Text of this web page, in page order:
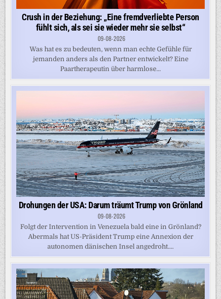
Crush in der Beziehung: „Eine fremdverliebte Person
fühlt sich, als sei sie wieder mehr sie selbst“
09-08-2026
Was hat es zu bedeuten, wenn man echte Gefühle für
jemanden anders als den Partner entwickelt? Eine
Paartherapeutin über harmlose...
Drohungen der USA: Darum träumt Trump von Grönland
09-08-2026
Folgt der Intervention in Venezuela bald eine in Grönland?
Abermals hat US-Präsident Trump eine Annexion der
autonomen dänischen Insel angedroht....